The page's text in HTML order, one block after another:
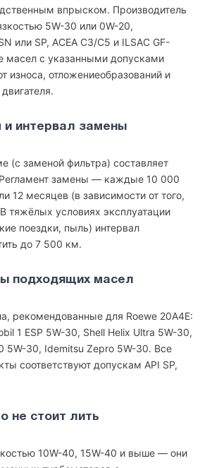
впрыском. Производитель
5W-30 или 0W-20,
или SP, ACEA C3/C5 и ILSAC GF-
масел с указанными допусками
износа, отложениеобразований и
интервал замены
(с заменой фильтра) составляет
замены — каждые 10 000
12 месяцев (в зависимости от того,
тяжёлых условиях эксплуатации
поездки, пыль) интервал
до 7 500 км.
подходящих масел
рекомендованные для Roewe 20A4E:
1 ESP 5W-30, Shell Helix Ultra 5W-30,
5W-30, Idemitsu Zepro 5W-30. Все
соответствуют допускам API SP,
не стоит лить
10W-40, 15W-40 и выше — они